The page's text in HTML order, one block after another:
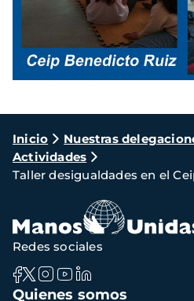
Ruta
de
navegación
Inicio Nuestras
Actividades
Taller desigualdades en el
Navegación
Quienes somos
Redes sociales